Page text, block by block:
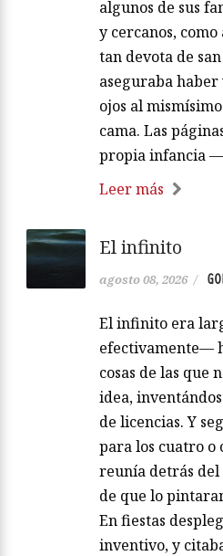
algunos de sus
y cercanos,
tan devota de
aseguraba haber
ojos al
cama. Las
propia infancia
Leer más
El infinito
agosto 08, 2026 /
El infinito era
efectivamente—
cosas de las que
idea,
de licencias. Y
para los cuatro o
reunía detrás del
de que lo
En fiestas
inventivo, y